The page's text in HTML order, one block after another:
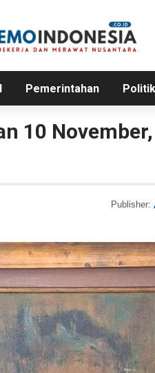
Pemerintahan Politik
10
Publisher: